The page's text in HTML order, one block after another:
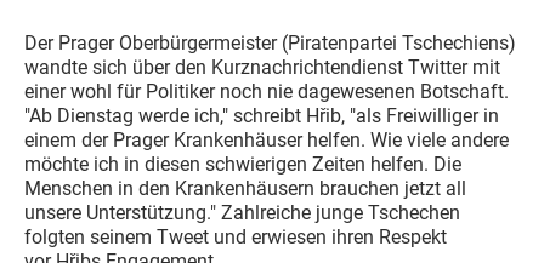
Der Prager Oberbürgermeister (Piratenpartei Tschechiens)
wandte sich über den Kurznachrichtendienst Twitter mit
einer wohl für Politiker noch nie dagewesenen Botschaft.
"Ab Dienstag werde ich," schreibt Hřib, "als Freiwilliger in
einem der Prager Krankenhäuser helfen. Wie viele andere
möchte ich in diesen schwierigen Zeiten helfen. Die
Menschen in den Krankenhäusern brauchen jetzt all
unsere Unterstützung." Zahlreiche junge Tschechen
folgten seinem Tweet und erwiesen ihren Respekt